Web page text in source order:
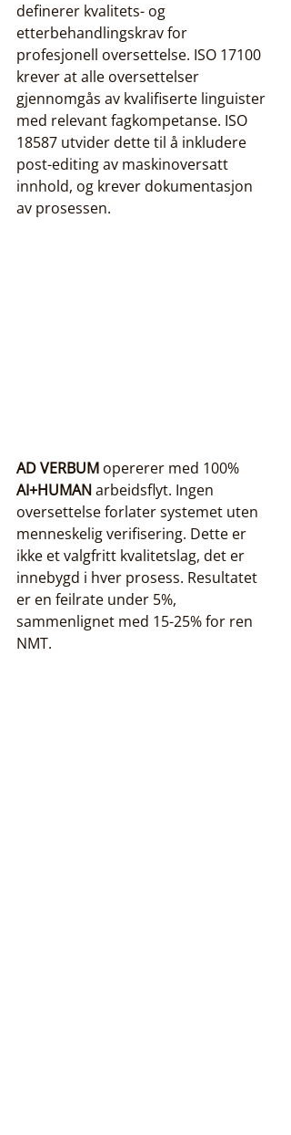
definerer kvalitets- og
etterbehandlingskrav for
profesjonell oversettelse. ISO 17100
krever at alle oversettelser
gjennomgås av kvalifiserte linguister
med relevant fagkompetanse. ISO
18587 utvider dette til å inkludere
post-editing av maskinoversatt
innhold, og krever dokumentasjon
av prosessen.
AD VERBUM opererer med 100%
AI+HUMAN arbeidsflyt. Ingen
oversettelse forlater systemet uten
menneskelig verifisering. Dette er
ikke et valgfritt kvalitetslag, det er
innebygd i hver prosess. Resultatet
er en feilrate under 5%,
sammenlignet med 15-25% for ren
NMT.